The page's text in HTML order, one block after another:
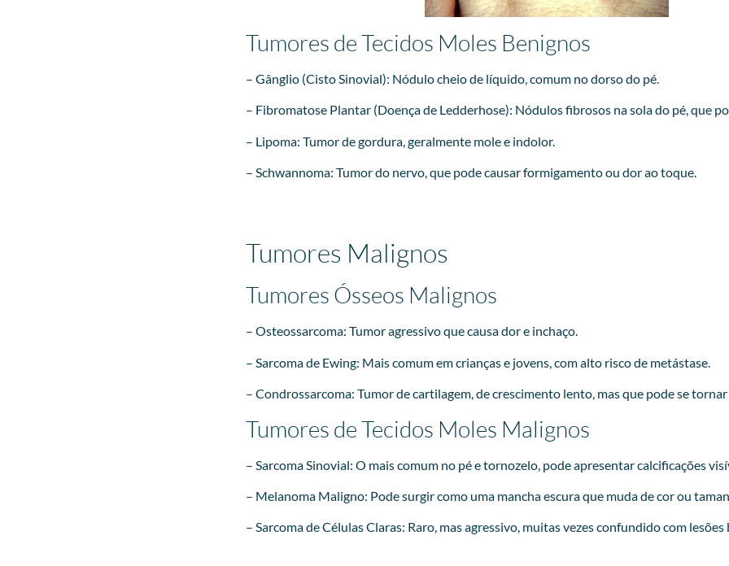
Tumores de Tecidos Moles Benignos
– Gânglio (Cisto Sinovial): Nódulo cheio de líquido, comum no dorso do pé.
– Fibromatose Plantar (Doença de Ledderhose): Nódulos fibrosos na sola do pé, que
– Lipoma: Tumor de gordura, geralmente mole e indolor.
– Schwannoma: Tumor do nervo, que pode causar formigamento ou dor ao toque.
Tumores Malignos
Tumores Ósseos Malignos
– Osteossarcoma: Tumor agressivo que causa dor e inchaço.
– Sarcoma de Ewing: Mais comum em crianças e jovens, com alto risco de metástase.
– Condrossarcoma: Tumor de cartilagem, de crescimento lento, mas que pode se
Tumores de Tecidos Moles Malignos
– Sarcoma Sinovial: O mais comum no pé e tornozelo, pode apresentar calcificações
– Melanoma Maligno: Pode surgir como uma mancha escura que muda de cor ou
– Sarcoma de Células Claras: Raro, mas agressivo, muitas vezes confundido com lesões